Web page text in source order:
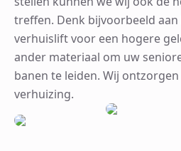
treffen. Denk bijvoorbeeld
verhuislift voor een hogere
ander materiaal om uw
banen te leiden. Wij
verhuizing.